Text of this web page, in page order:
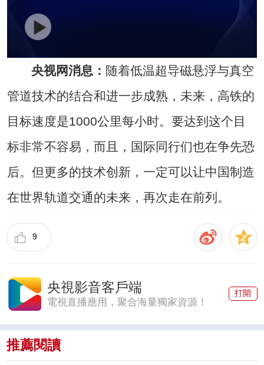
央视网消息： 随着低温超导磁悬浮与真空
管道技术的结合和进一步成熟，未来，高铁的
目标速度是1000公里每小时。要达到这个目
标非常不容易，而且，国际同行们也在争先恐
后。但更多的技术创新，一定可以让中国制造
在世界轨道交通的未来，再次走在前列。
9
央視影音客戶端
電視直播應用，聚合海量獨家資源！
打開
推薦閱讀